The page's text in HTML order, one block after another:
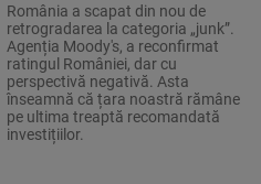
România a scapat din nou de
retrogradarea la categoria „junk”.
Agenția Moody's, a reconfirmat
ratingul României, dar cu
perspectivă negativă. Asta
înseamnă că țara noastră rămâne
pe ultima treaptă recomandată
investițiilor.